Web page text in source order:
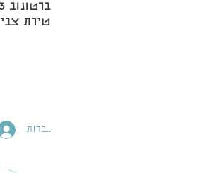
ברטונוב 3 תל אביב
טירת צבי 9 תל אביב
להתחברות